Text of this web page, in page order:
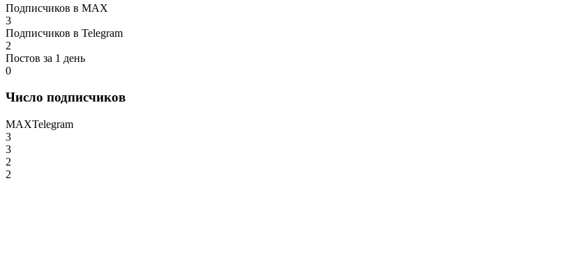
Подписчиков в MAX
3
Подписчиков в Telegram
2
Постов за 1 день
0
Число подписчиков
MAXTelegram
3
3
2
2